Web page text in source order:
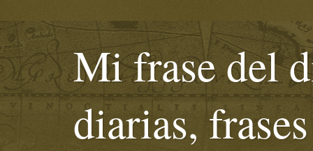
Mi frase del
diarias,